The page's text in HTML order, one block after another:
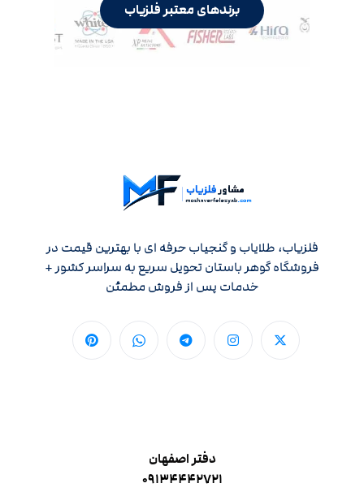
برندهای معتبر فلزیاب
فلزیاب، طلایاب و گنجیاب حرفه ای با بهترین قیمت در
فروشگاه گوهر باستان تحویل سریع به سراسر کشور +
خدمات پس از فروش مطمئن
دفتر اصفهان
۰۹۱۳۴۴۴۲۷۲۱